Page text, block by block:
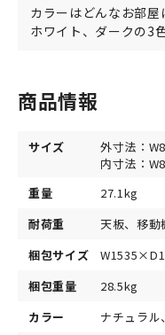
カラーはどんなお部屋
ホワイト、ダークの3
商品情報
サイズ
外寸法：
内寸法：
重量
27.1kg
耐荷重
天板、移動
梱包サイズ
梱包重量
28.5kg
カラー
ナチュラル